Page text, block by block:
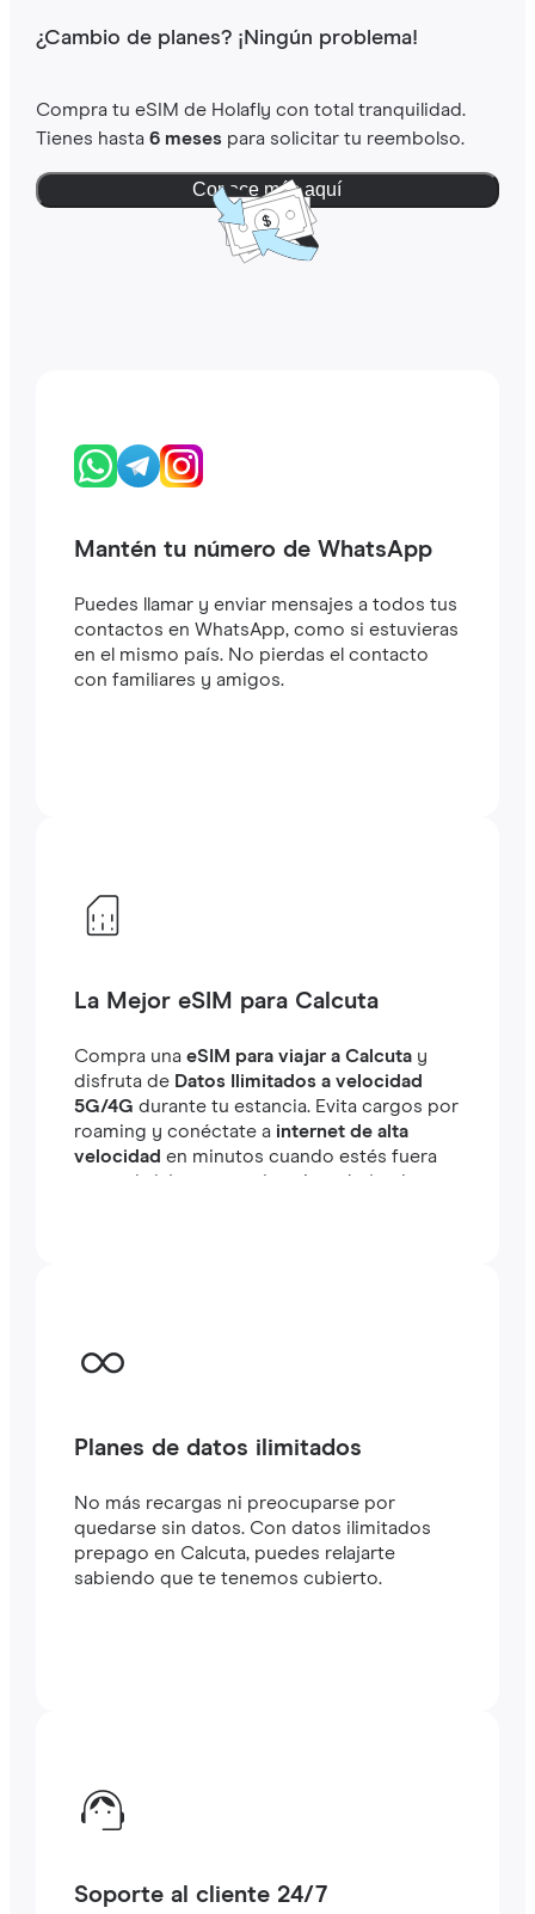
¿Cambio de planes? ¡Ningún problema!
Compra tu eSIM de Holafly con total tranquilidad.
Tienes hasta 6 mesespara solicitar tu reembolso.
Conoce más aquí
Mantén tu número de WhatsApp
Puedes llamar y enviar mensajes a todos tus
contactos en WhatsApp, como si estuvieras
en el mismo país. No pierdas el contacto
con familiares y amigos.
La Mejor eSIM para Calcuta
Compra una eSIM para viajar a Calcutay
disfruta de Datos Ilimitados a velocidad
5G/4G durante tu estancia. Evita cargos por
roaming y conéctate a internet de alta
velocidad en minutos cuando estés fuera
tanto si viajas como si estás trabajando.
Planes de datos ilimitados
No más recargas ni preocuparse por
quedarse sin datos. Con datos ilimitados
prepago en Calcuta, puedes relajarte
sabiendo que te tenemos cubierto.
Soporte al cliente 24/7